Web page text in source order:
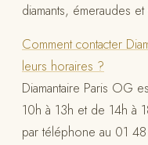
diamants, émeraudes et
Comment contacter
leurs horaires ?
Diamantaire Paris OG
10h à 13h et de 14h à
par téléphone au 01